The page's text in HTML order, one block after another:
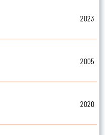
2023
2005
2020